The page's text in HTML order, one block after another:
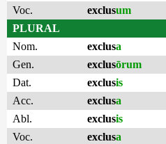
Voc. exclusum
PLURAL
Nom.
exclusa
Gen.
exclusōrum
Dat.
exclusis
Acc.
exclusa
Abl.
exclusis
Voc.
exclusa